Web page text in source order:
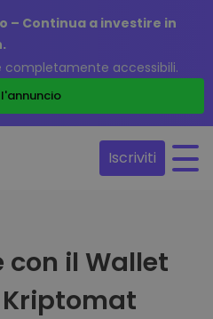
– Continua a investire in
completamente accessibili.
Iscriviti
il Wallet
Kriptomat